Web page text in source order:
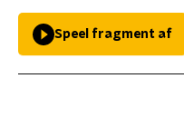
Speel fragment af